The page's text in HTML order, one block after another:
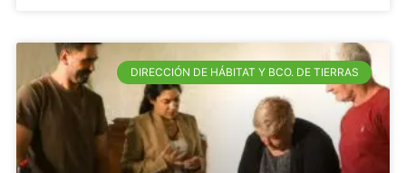
DIRECCIÓN DE HÁBITAT Y BCO. DE TIERRAS